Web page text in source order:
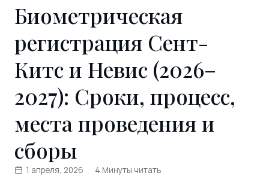
Биометрическая
регистрация Сент-
Китс и Невис (2026–
2027): Сроки, процесс,
места проведения и
сборы
1 апреля, 2026 4 Минуты читать